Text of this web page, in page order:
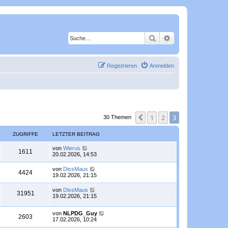
Suche
Anmelden
Registrieren
30 Themen Vorherige
1 2 3
ZUGRIFFE LETZTER BEITRAG
1611
u
r
f
L
e
t
e
r
B
e
t
r
a
g
von Wierus
20.02.2026, 14:53
4424Z
u
L
e
t
e
r
B
e
i
von DissMaus
19.02.2026, 21:15
31951
u
L
e
z
t
e
r
von DissMaus
19.02.2026, 21:15
2603Z
L
e
von NLPDG_Guy
17.02.2026, 10:24